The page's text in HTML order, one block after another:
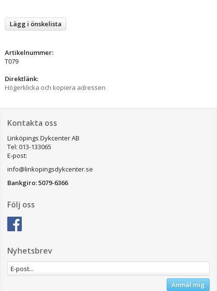
Lägg i önskelista
Artikelnummer:
T079
Direktlänk:
Högerklicka och kopiera adressen
Kontakta oss
Linköpings Dykcenter AB
Tel: 013-133065
E-post:
info@linkopingsdykcenter.se
Bankgiro: 5079-6366
Följ oss
Nyhetsbrev
Anmäl mig